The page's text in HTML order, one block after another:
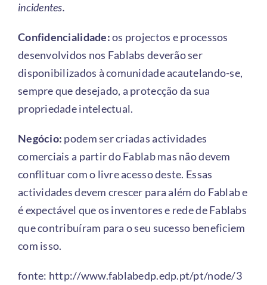
incidentes.
Confidencialidade:os projectos e processos
desenvolvidos nos Fablabs deverão ser
disponibilizados à comunidade acautelando-se,
sempre que desejado, a protecção da sua
propriedade intelectual.
Negócio: podem ser criadas actividades
comerciais a partir do Fablab mas não devem
conflituar com o livre acesso deste. Essas
actividades devem crescer para além do Fablab e
é expectável que os inventores e rede de Fablabs
que contribuíram para o seu sucesso beneficiem
com isso.
fonte: http://www.fablabedp.edp.pt/pt/node/3